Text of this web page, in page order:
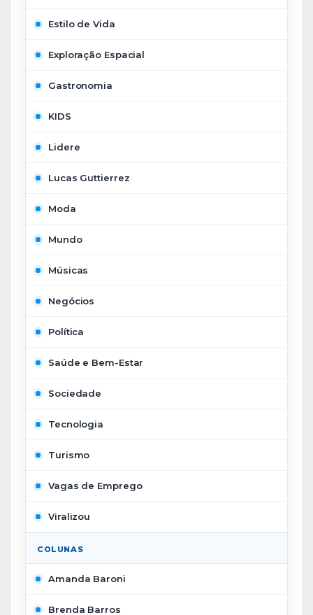
Estilo de Vida
Exploração Espacial
Gastronomia
KIDS
Lidere
Lucas Guttierrez
Moda
Mundo
Músicas
Negócios
Política
Saúde e Bem-Estar
Sociedade
Tecnologia
Turismo
Vagas de Emprego
Viralizou
COLUNAS
Amanda Baroni
Brenda Barros